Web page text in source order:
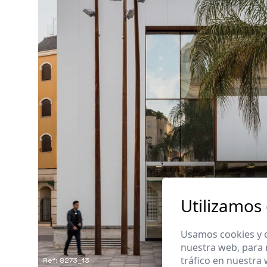
Ref: 8273_13
Utilizamos
Usamos cookies
nuestra web, para
tráfico en nuestra